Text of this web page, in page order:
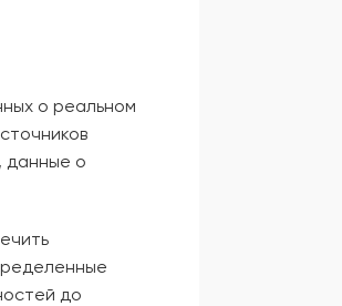
о реальном
данные о
до